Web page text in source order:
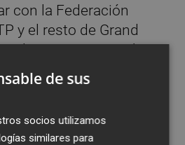
con la Federación
y el resto de Grand
los tenistas, que han
a través de las redes
los estamentos
de sus
socios utilizamos
similares para